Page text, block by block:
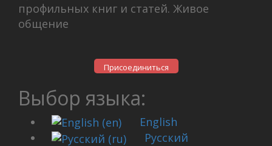
профильных книг и статей. Живое
общение
Присоединиться
Выбор языка:
English
Русский